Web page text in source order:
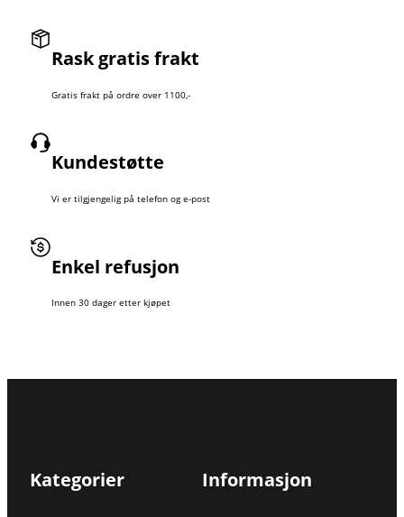
Rask gratis frakt
Gratis frakt på ordre over 1100,-
Kundestøtte
Vi er tilgjengelig på telefon og e-post
Enkel refusjon
Innen 30 dager etter kjøpet
Kategorier Informasjon